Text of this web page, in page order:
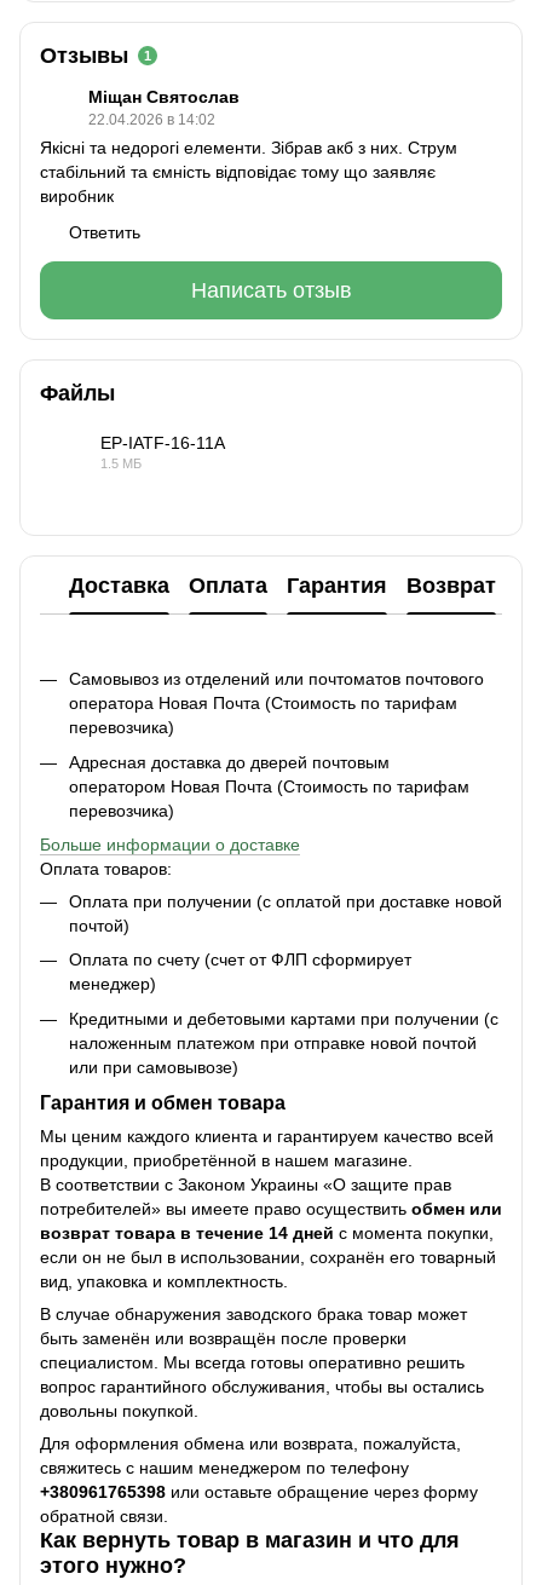
Отзывы 1
Міщан Святослав
22.04.2026 в 14:02
Якісні та недорогі елементи. Зібрав акб з них. Струм
стабільний та ємність відповідає тому що заявляє
виробник
Ответить
Написать отзыв
Файлы
EP-IATF-16-11A
1.5 МБ
Доставка Оплата Гарантия Возврат
Самовывоз из отделений или почтоматов почтового
оператора Новая Почта (Стоимость по тарифам
перевозчика)
Адресная доставка до дверей почтовым
оператором Новая Почта (Стоимость по тарифам
перевозчика)
Больше информации о доставке
Оплата товаров:
Оплата при получении (с оплатой при доставке новой
почтой)
Оплата по счету (счет от ФЛП сформирует
менеджер)
Кредитными и дебетовыми картами при получении (с
наложенным платежом при отправке новой почтой
или при самовывозе)
Гарантия и обмен товара
Мы ценим каждого клиента и гарантируем качество всей
продукции, приобретённой в нашем магазине.
В соответствии с Законом Украины «О защите прав
потребителей» вы имеете право осуществить обмен или
возврат товара в течение 14 дней с момента покупки,
если он не был в использовании, сохранён его товарный
вид, упаковка и комплектность.
В случае обнаружения заводского брака товар может
быть заменён или возвращён после проверки
специалистом. Мы всегда готовы оперативно решить
вопрос гарантийного обслуживания, чтобы вы остались
довольны покупкой.
Для оформления обмена или возврата, пожалуйста,
свяжитесь с нашим менеджером по телефону
+380961765398 или оставьте обращение через форму
обратной связи.
Как вернуть товар в магазин и что для
этого нужно?